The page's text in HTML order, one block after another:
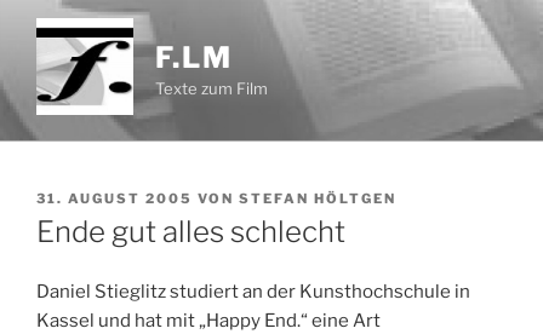
Zum
Inhalt
springen
F.LM
Texte zum Film
VERÖFFENTLICHT
AM
31. AUGUST 2005 VON STEFAN HÖLTGEN
Ende gut alles schlecht
Daniel Stieglitz studiert an der Kunsthochschule in
Kassel und hat mit „Happy End.“ eine Art